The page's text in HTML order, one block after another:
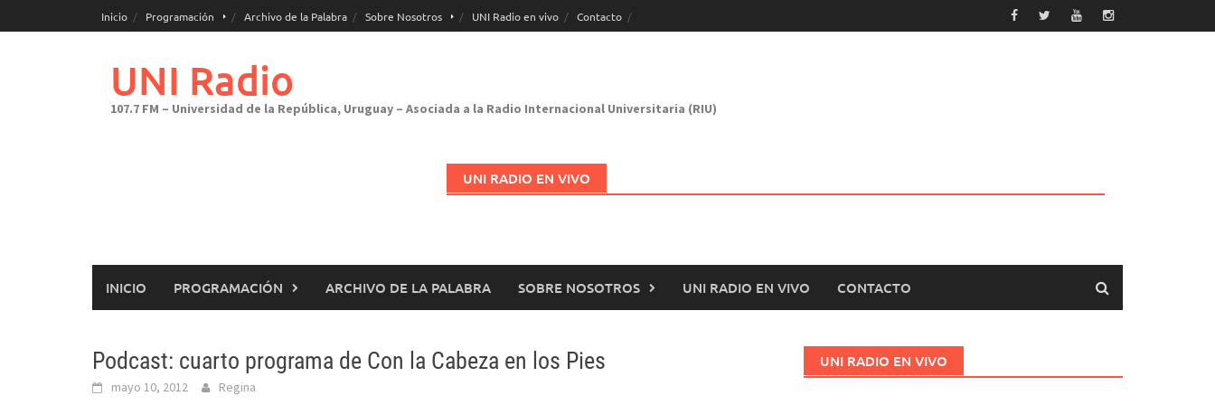
al
Inicio Programación Archivo de la Palabra Sobre Nosotros UNI Radio en vivo Contacto
UNI Radio
107.7 FM – Universidad de la República, Uruguay – Asociada a la Radio Internacional Universitaria (RIU)
UNI RADIO EN VIVO
INICIO PROGRAMACIÓN ARCHIVO DE LA PALABRA SOBRE NOSOTROS UNI RADIO EN VIVO CONTACTO
Podcast: cuarto programa de Con la Cabeza en los Pies
mayo 10, 2012 Regina
UNI RADIO EN VIVO